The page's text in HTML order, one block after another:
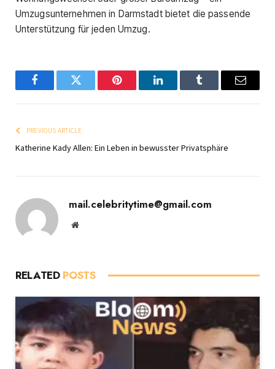
Umzugsunternehmen in Darmstadt bietet die passende
Unterstützung für jeden Umzug.
FacebookTwitter Pinterest LinkedInTumblr Email
PREVIOUS ARTICLE
Katherine Kady Allen: Ein Leben in bewusster Privatsphäre
mail.celebritytime@gmail.com
Website
RELATED POSTS